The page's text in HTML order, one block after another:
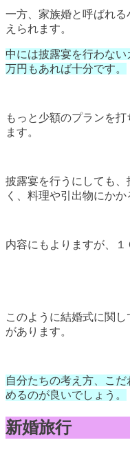
一方、家族婚と呼ばれ
えられます。
中には披露宴を行わな
万円もあれば十分です。
もっと少額のプランを
ます。
披露宴を行うにしても
く、料理や引出物にかか
内容にもよりますが、１
このように結婚式に関
があります。
自分たちの考え方、こ
めるのが良いでしょう。
新婚旅行